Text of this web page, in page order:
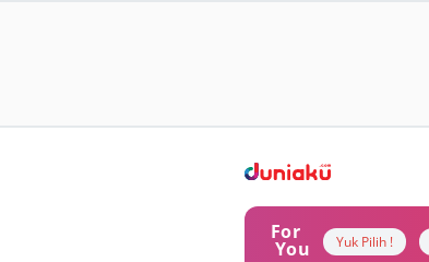
For
You Yuk Pilih !